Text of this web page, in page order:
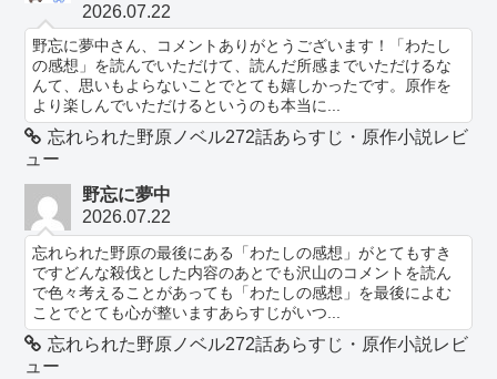
2026.07.22
野忘に夢中さん、コメントありがとうございます！「わたし
の感想」を読んでいただけて、読んだ所感までいただけるな
んて、思いもよらないことでとても嬉しかったです。原作を
より楽しんでいただけるというのも本当に...
忘れられた野原ノベル272話あらすじ・原作小説レビ
ュー
野忘に夢中
2026.07.22
忘れられた野原の最後にある「わたしの感想」がとてもすき
ですどんな殺伐とした内容のあとでも沢山のコメントを読ん
で色々考えることがあっても「わたしの感想」を最後によむ
ことでとても心が整いますあらすじがいつ...
忘れられた野原ノベル272話あらすじ・原作小説レビ
ュー